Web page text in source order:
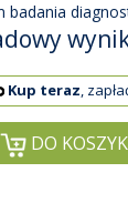
Kup teraz,
DO